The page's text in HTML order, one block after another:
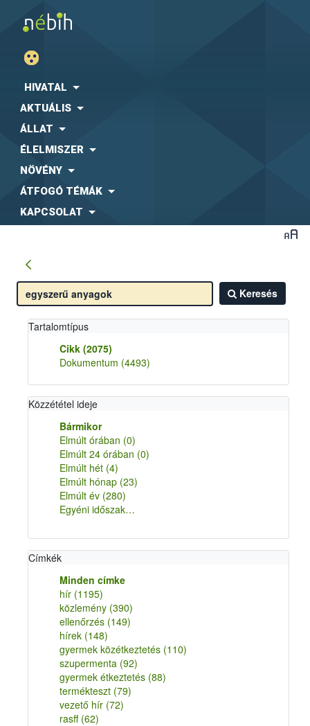
HIVATAL
AKTUÁLIS
ÁLLAT
ÉLELMISZER
NÖVÉNY
ÁTFOGÓ TÉMÁK
KAPCSOLAT
Keresés
Tartalomtípus
Cikk (2075)
Dokumentum (4493)
Közzététel ideje
Bármikor
Elmúlt órában (0)
Elmúlt 24 órában (0)
Elmúlt hét (4)
Elmúlt hónap (23)
Elmúlt év (280)
Egyéni időszak…
Címkék
Minden címke
hír (1195)
közlemény (390)
ellenőrzés (149)
hírek (148)
gyermek közétkeztetés (110)
szupermenta (92)
gyermek étkeztetés (88)
termékteszt (79)
vezető hír (72)
rasff (62)